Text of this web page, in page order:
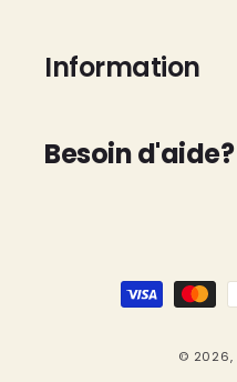
Information
Besoin d'aide?
de
© 2026,